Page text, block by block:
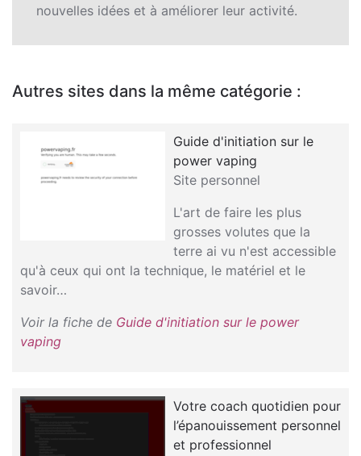
nouvelles idées et à améliorer leur activité.
Autres sites dans la même catégorie :
Guide d'initiation sur le
power vaping
Site personnel
L'art de faire les plus
grosses volutes que la
terre ai vu n'est accessible
qu'à ceux qui ont la technique, le matériel et le
savoir…
Voir la fiche de Guide d'initiation sur le power
vaping
Votre coach quotidien pour
l’épanouissement personnel
et professionnel